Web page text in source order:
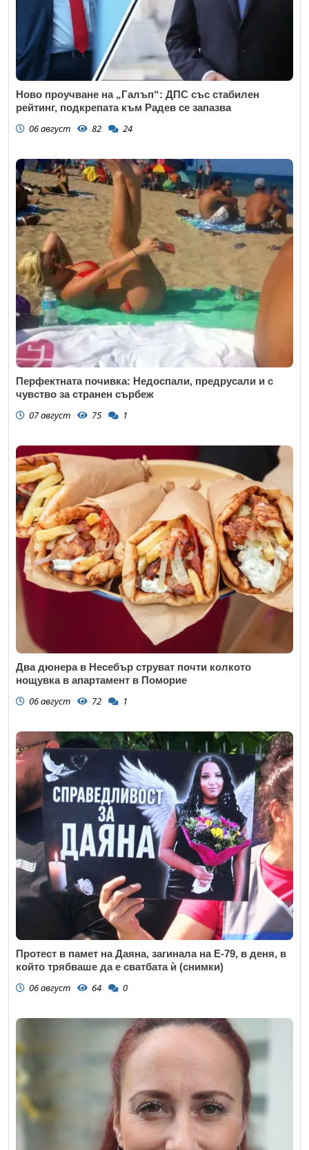
Ново проучване на „Галъп“: ДПС със стабилен
рейтинг, подкрепата към Радев се запазва
06 август 82 24
Перфектната почивка: Недоспали, предрусали и с
чувство за странен сърбеж
07 август 75 1
Два дюнера в Несебър струват почти колкото
нощувка в апартамент в Поморие
06 август 72 1
Протест в памет на Даяна, загинала на Е-79, в деня, в
който трябваше да е сватбата ѝ (снимки)
06 август 64 0